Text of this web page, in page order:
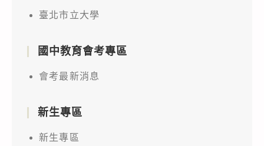
臺北市立大學
國中教育會考專區
會考最新消息
新生專區
新生專區